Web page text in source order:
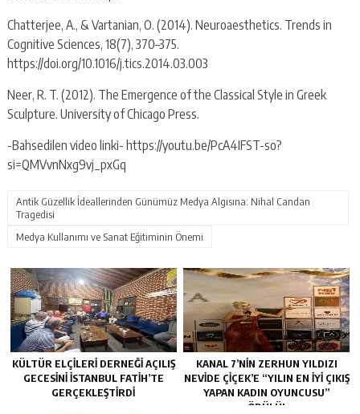
Chatterjee, A., & Vartanian, O. (2014). Neuroaesthetics. Trends in
Cognitive Sciences, 18(7), 370–375.
https://doi.org/10.1016/j.tics.2014.03.003
Neer, R. T. (2012). The Emergence of the Classical Style in Greek
Sculpture. University of Chicago Press.
-Bahsedilen video linki- https://youtu.be/PcA4IFST-so?
si=QMVvnNxg9vj_pxGq
Antik Güzellik İdeallerinden Günümüz Medya Algısına: Nihal Candan
Tragedisi
Medya Kullanımı ve Sanat Eğitiminin Önemi
KÜLTÜR ELÇILERI DERNEĞI AÇILIŞ
GECESINI İSTANBUL FATIH’TE
GERÇEKLEŞTIRDI
KANAL 7’NİN ZERHUN YILDIZI
NEVİDE ÇİÇEK’E “YILIN EN İYİ ÇIKIŞ
YAPAN KADIN OYUNCUSU”
ÖDÜLÜ!